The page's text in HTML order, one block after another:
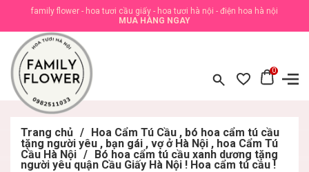
family flower - hoa tươi cầu giấy - hoa tươi hà nội - điện hoa hà nội
MUA HÀNG NGAY
0
Trang chủ / Hoa Cẩm Tú Cầu , bó hoa cẩm tú cầu
tặng người yêu , bạn gái , vợ ở Hà Nội , hoa Cẩm Tú
Cầu Hà Nội / Bó hoa cẩm tú cầu xanh dương tặng
người yêu quận Cầu Giấy Hà Nội ! Hoa cẩm tú cầu !